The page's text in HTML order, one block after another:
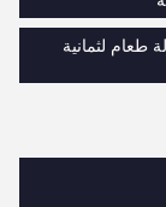
طعام لثمانية